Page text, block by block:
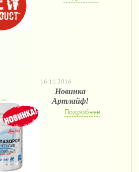
16.11.2016
Новинка
Артлайф!
Подробнее